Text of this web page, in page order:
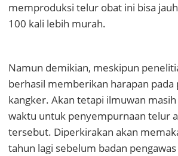
memproduksi telur obat ini bisa
100 kali lebih murah.
Namun demikian, meskipun
berhasil memberikan harapan pada
kangker. Akan tetapi ilmuwan
waktu untuk penyempurnaan telur
tersebut. Diperkirakan akan
tahun lagi sebelum badan